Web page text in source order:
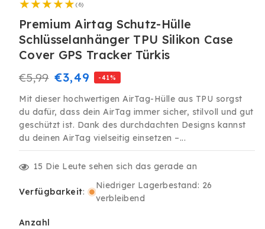
in
öffnen
(6)
insgesamt
Premium Airtag Schutz-Hülle
Schlüsselanhänger TPU Silikon Case
Cover GPS Tracker Türkis
Normaler
Preis
€5,99 Verkaufspreis
€3,49 -41%
Mit dieser hochwertigen AirTag-Hülle aus TPU sorgst
du dafür, dass dein AirTag immer sicher, stilvoll und gut
geschützt ist. Dank des durchdachten Designs kannst
du deinen AirTag vielseitig einsetzen –...
15 Die Leute sehen sich das gerade an
Verfügbarkeit:
Niedriger Lagerbestand: 26
verbleibend
Anzahl